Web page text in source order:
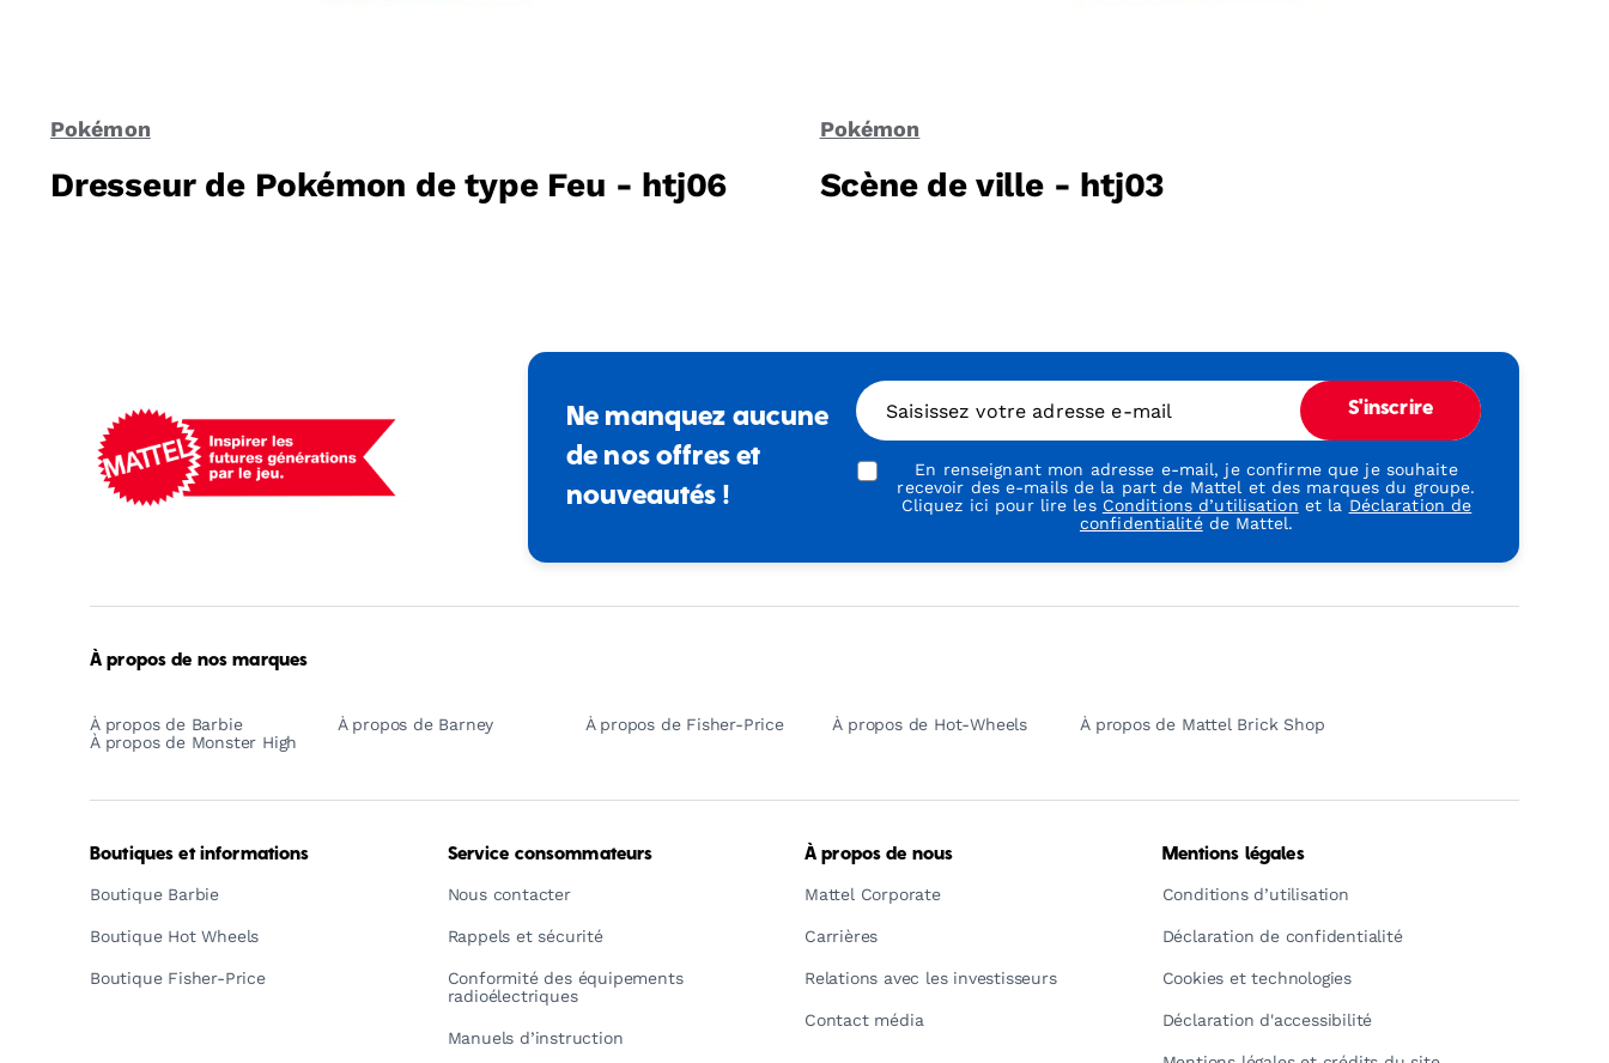
Pokémon
Dresseur de Pokémon de type Feu - htj06
Pokémon
Scène de ville - htj03
Through
Ne manquez aucune
de nos offres et
nouveautés !
Saisissez votre adresse e-mail S'inscrire
En renseignant mon adresse e-mail, je confirme que je souhaite
recevoir des e-mails de la part de Mattel et des marques du groupe.
Cliquez ici pour lire les Conditions d’utilisation et la Déclaration de
confidentialitéde Mattel.
À propos de nos marques
À propos de Barbie À propos de Barney À propos de Fisher-Price À propos de Hot-Wheels
À propos de Mattel Brick Shop
À propos de Monster High
Boutiques et informations
Boutique Barbie
Boutique Hot Wheels
Boutique Fisher-Price
Service consommateurs
Nous contacter
Rappels et sécurité
Conformité des équipements
radioélectriques
Manuels d’instruction
À propos de nous
Mattel Corporate
Carrières
Relations avec les investisseurs
Contact média
Mentions légales
Conditions d’utilisation
Déclaration de confidentialité
Cookies et technologies
Déclaration d'accessibilité